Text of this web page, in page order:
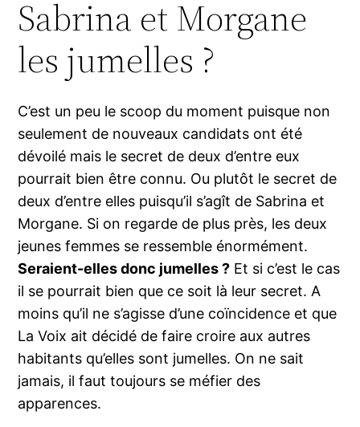
Sabrina et Morgane
les jumelles ?
C’est un peu le scoop du moment puisque non
seulement de nouveaux candidats ont été
dévoilé mais le secret de deux d’entre eux
pourrait bien être connu. Ou plutôt le secret de
deux d’entre elles puisqu’il s’agît de Sabrina et
Morgane. Si on regarde de plus près, les deux
jeunes femmes se ressemble énormément.
Seraient-elles donc jumelles ? Et si c’est le cas
il se pourrait bien que ce soit là leur secret. A
moins qu’il ne s’agisse d’une coïncidence et que
La Voix ait décidé de faire croire aux autres
habitants qu’elles sont jumelles. On ne sait
jamais, il faut toujours se méfier des
apparences.